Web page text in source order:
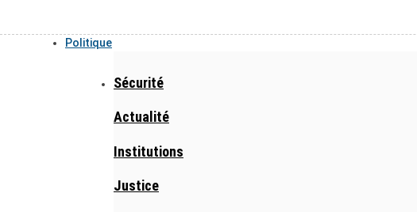
Politique
Sécurité
Actualité
Institutions
Justice